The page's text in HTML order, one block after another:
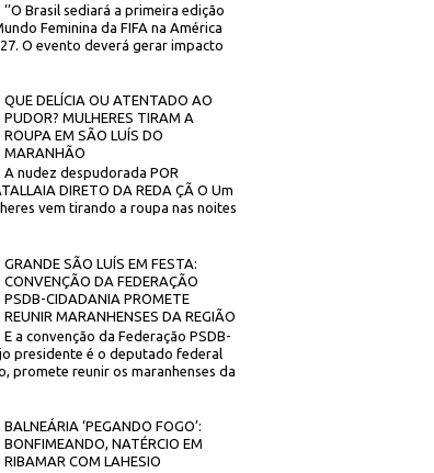
‘’O Brasil sediará a primeira edição
Feminina da FIFA na América
O evento deverá gerar impacto
QUE DELÍCIA OU ATENTADO AO
PUDOR? MULHERES TIRAM A
ROUPA EM SÃO LUÍS DO
MARANHÃO
A nudez despudorada POR
DIRETO DA REDA ÇÃ O Um
vem tirando a roupa nas noites
GRANDE SÃO LUÍS EM FESTA:
CONVENÇÃO DA FEDERAÇÃO
PSDB-CIDADANIA PROMETE
REUNIR MARANHENSES DA REGIÃO
E a convenção da Federação PSDB-
presidente é o deputado federal
promete reunir os maranhenses da
BALNEÁRIA ‘PEGANDO FOGO’:
BONFIMEANDO, NATÉRCIO EM
RIBAMAR COM LAHESIO